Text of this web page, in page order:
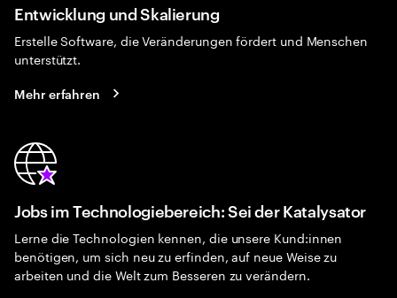
Entwicklung und Skalierung
Erstelle Software, die Veränderungen fördert und Menschen
unterstützt.
Mehr erfahren
Jobs im Technologiebereich: Sei der Katalysator
Lerne die Technologien kennen, die unsere Kund:innen
benötigen, um sich neu zu erfinden, auf neue Weise zu
arbeiten und die Welt zum Besseren zu verändern.